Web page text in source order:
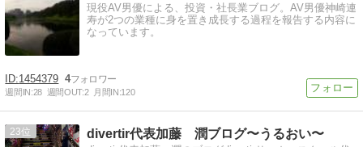
現役AV男優による、投資・社長業ブログ。AV男優神崎連
寿が2つの業種に身を置き成長する過程を報告する内容に
なっています。
1454379 4
週間IN:28 週間OUT:2 月間IN:120
23 divertir代表加藤 潤ブログ〜うるおい〜